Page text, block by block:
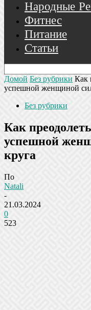
Народные
Фитнес
Питание
Статьи
Домой Без рубрики Как
успешной женщиной
Без рубрики
Как
успешной
круга
По
Natali
-
21.03.2024
0
523